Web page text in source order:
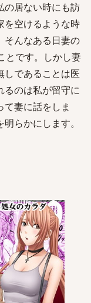
の居ない時にも訪
を空けるような時
そんなある日妻の
とです。しかし妻
しであることは医
るのは私が留守に
妻に話をしま
らかにします。